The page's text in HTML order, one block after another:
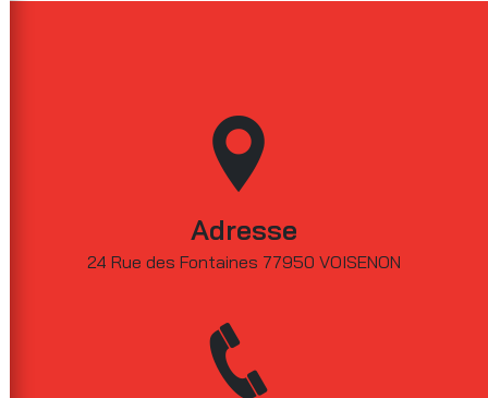
Adresse
24 Rue des Fontaines 77950 VOISENON